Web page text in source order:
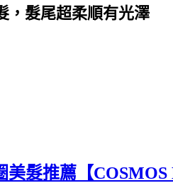
，髮尾超柔順有光澤
美髮推薦【